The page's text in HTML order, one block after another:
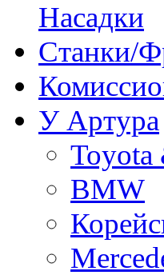
Насадки
Станки/
У Артура
Toyota
BMW